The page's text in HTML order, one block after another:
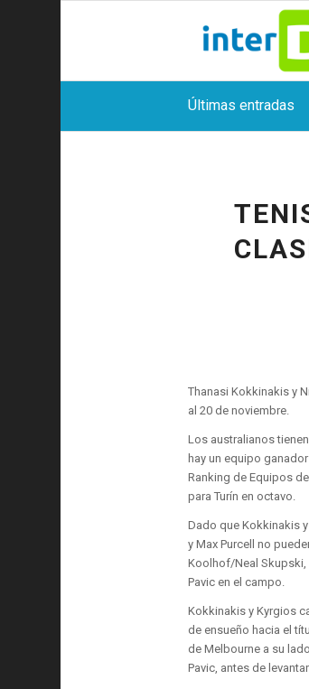
Últimas entradas
Thanasi Kokkinakis y
al 20 de noviembre.
Los australianos
hay un equipo
Ranking de Equipos
para Turín en octavo.
Dado que Kokkinakis
y Max Purcell no
Koolhof/Neal Skupski,
Pavic en el campo.
Kokkinakis y Kyrgios
de ensueño hacia el
de Melbourne a su
Pavic, antes de